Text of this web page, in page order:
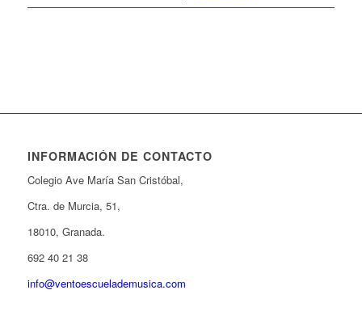
INFORMACIÓN DE CONTACTO
Colegio Ave María San Cristóbal,
Ctra. de Murcia, 51,
18010, Granada.
692 40 21 38
info@ventoescuelademusica.com